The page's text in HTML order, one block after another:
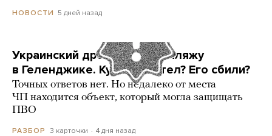
НОВОСТИ 5 дней назад
Украинский дрон попал по пляжу
в Геленджике. Куда он летел? Его сбили?
Точных ответов нет. Но недалеко от места
ЧП находится объект, который могла защищать
ПВО
РАЗБОР 3 карточки 4 дня назад